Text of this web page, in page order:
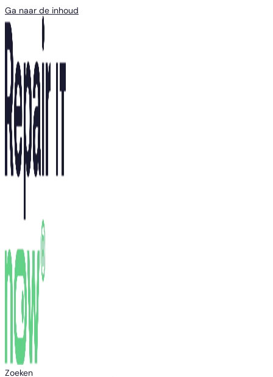
Ga naar de inhoud
Zoeken